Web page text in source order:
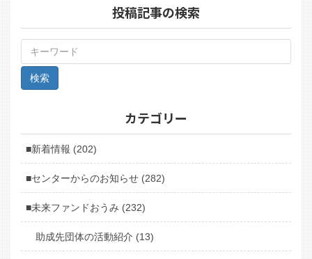
投稿記事の検索
カテゴリー
■新着情報 (202)
■センターからのお知らせ (282)
■未来ファンドおうみ (232)
助成先団体の活動紹介 (13)